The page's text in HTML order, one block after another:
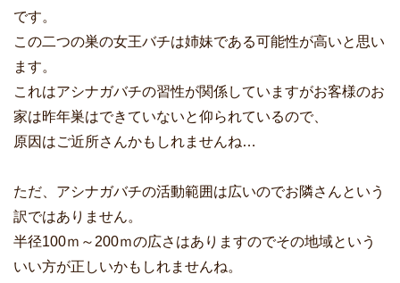
です。
この二つの巣の女王バチは姉妹である可能性が高いと思い
ます。
これはアシナガバチの習性が関係していますがお客様のお
家は昨年巣はできていないと仰られているので、
原因はご近所さんかもしれませんね…
ただ、アシナガバチの活動範囲は広いのでお隣さんという
訳ではありません。
半径100ｍ～200ｍの広さはありますのでその地域という
いい方が正しいかもしれませんね。